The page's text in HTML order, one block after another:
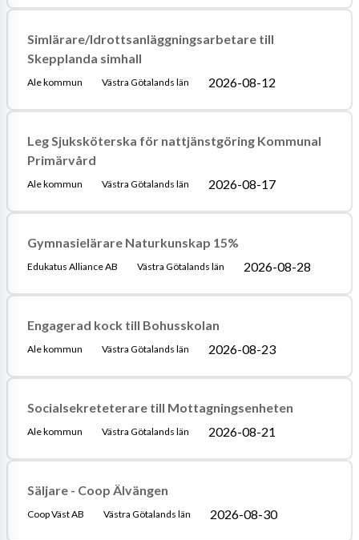
Simlärare/Idrottsanläggningsarbetare till
Skepplanda simhall
Ale kommun Västra Götalands län 2026-08-12
Leg Sjuksköterska för nattjänstgöring Kommunal
Primärvård
Ale kommun Västra Götalands län 2026-08-17
Gymnasielärare Naturkunskap 15%
Edukatus Alliance AB Västra Götalands län 2026-08-28
Engagerad kock till Bohusskolan
Ale kommun Västra Götalands län 2026-08-23
Socialsekreteterare till Mottagningsenheten
Ale kommun Västra Götalands län 2026-08-21
Säljare - Coop Älvängen
Coop Väst AB Västra Götalands län 2026-08-30